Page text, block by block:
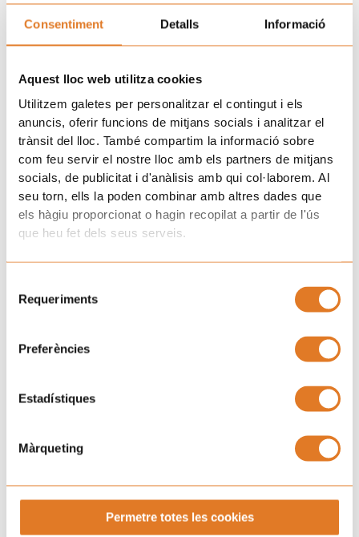
Consentiment Detalls Informació
Aquest lloc web utilitza cookies
Utilitzem galetes per personalitzar el contingut i els
anuncis, oferir funcions de mitjans socials i analitzar el
trànsit del lloc. També compartim la informació sobre
com feu servir el nostre lloc amb els partners de mitjans
socials, de publicitat i d'anàlisis amb qui col·laborem. Al
seu torn, ells la poden combinar amb altres dades que
els hàgiu proporcionat o hagin recopilat a partir de l'ús
que heu fet dels seus serveis.
Requeriments
Preferències
Estadístiques
Màrqueting
Permetre totes les cookies
podem sortir.
Lleida que van haver de venir a Barcelona a fer el
tractament dels seus fills i filles.
Descripció
Pàginas: 183
Pes